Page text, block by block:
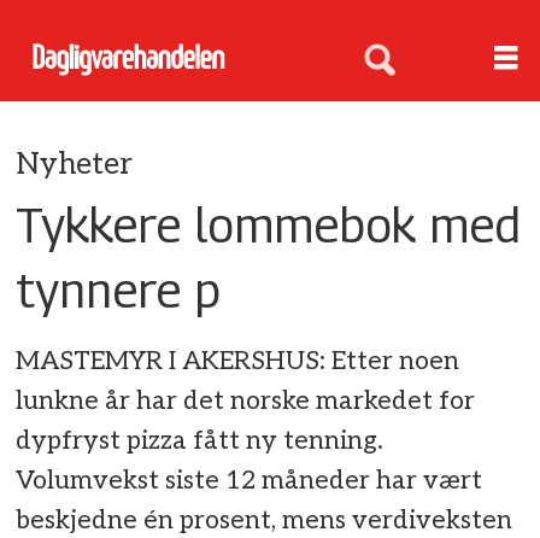
Nyheter
Tykkere lommebok med
tynnere p
MASTEMYR I AKERSHUS: Etter noen
lunkne år har det norske markedet for
dypfryst pizza fått ny tenning.
Volumvekst siste 12 måneder har vært
beskjedne én prosent, mens verdiveksten